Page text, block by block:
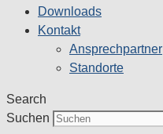
Downloads
Kontakt
Ansprechpartner
Standorte
Search
Suchen